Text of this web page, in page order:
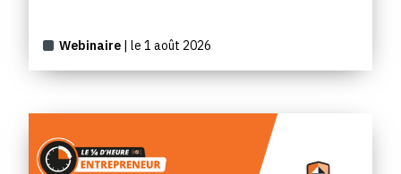
Webinaire | le 1 août 2026